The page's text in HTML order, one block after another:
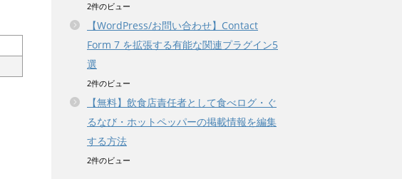
2件のビュー
【WordPress/お問い合わせ】Contact
Form 7 を拡張する有能な関連プラグイン5
選
2件のビュー
【無料】飲食店責任者として食べログ・ぐ
るなび・ホットペッパーの掲載情報を編集
する方法
2件のビュー